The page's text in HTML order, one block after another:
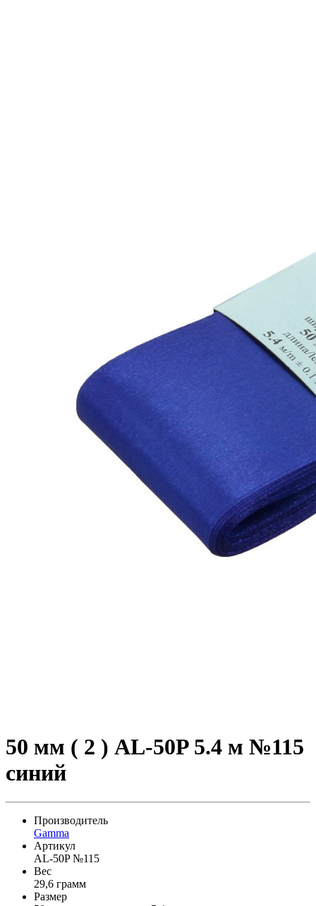
50 мм ( 2 ) AL-50P 5.4 м №115
синий
Производитель
Gamma
Артикул
AL-50P №115
Вес
29,6 грамм
Размер